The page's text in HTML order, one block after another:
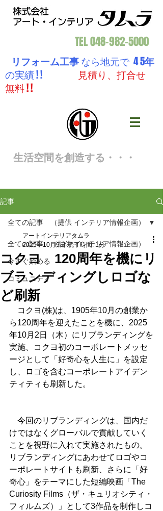
TEL048-982-5000
リフォーム工事なら地元で 4 5年
の実績 ! !
見積り、打合せ
無料 ! !
生活空間を創造する・・・
記事
全ての記事 （提供 インテリア情報企画）
今すぐ始める
コミュニティ
全ての記事 （提供 インテリア情報企画）
コクヨ 120周年を機にリ
ブランディングしロゴな
ど刷新
アートインテリアタムラ
2025年10月9日 読了時間: 1分
コクヨ(株)は、1905年10月の創業か
ら120周年を迎えたことを機に、2025
年10月2日（木）にリブランディングを
実施、コクヨ初のコーポレートメッセ
ージとして「好奇心を人生に」を設定
し、ロゴを含むコーポレートアイデン
ティティも刷新した。
今回のリブランディングは、国内だ
けではなくグローバルで貢献していく
ことを視野に入れて実施されたもの。
リブランディングにあわせてロゴやコ
ーポレートサイトも刷新、さらに「好
奇心」をテーマにした短編映画「The
Curiosity Films（ザ・キュリオシティ・
フィルムズ）」として3作品を制作しコ